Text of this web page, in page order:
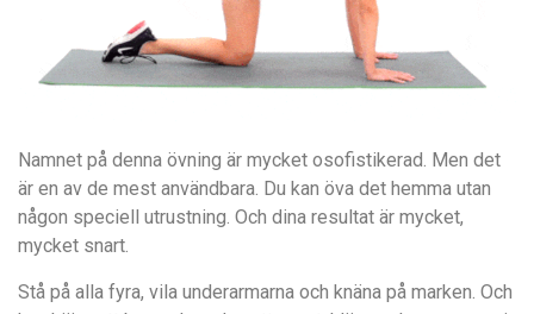
Namnet på denna övning är mycket osofistikerad. Men det
är en av de mest användbara. Du kan öva det hemma utan
någon speciell utrustning. Och dina resultat är mycket,
mycket snart.
Stå på alla fyra, vila underarmarna och knäna på marken. Och